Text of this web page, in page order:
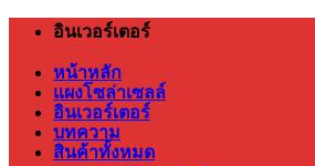
ข้าม
เนื้อหา
อินเวอร์เตอร์
หน้าหลัก
แผงโซล่าเซลล์
อินเวอร์เตอร์
บทความ
สินค้าทั้งหมด